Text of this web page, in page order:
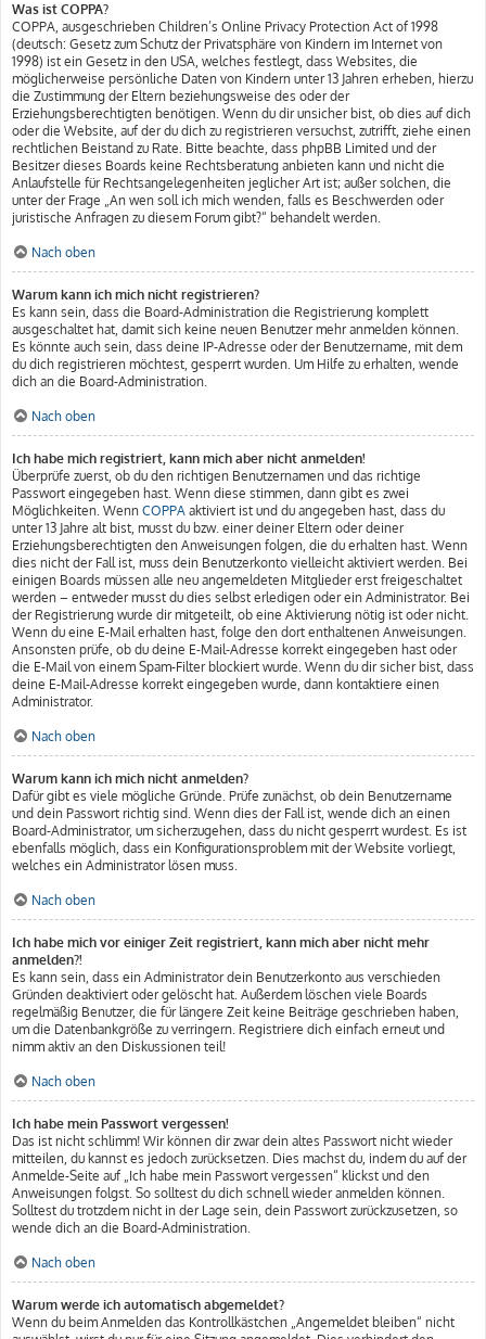
Was ist COPPA?
COPPA, ausgeschrieben Children’s Online Privacy Protection Act of 1998
(deutsch: Gesetz zum Schutz der Privatsphäre von Kindern im Internet von
1998) ist ein Gesetz in den USA, welches festlegt, dass Websites, die
möglicherweise persönliche Daten von Kindern unter 13 Jahren erheben, hierzu
die Zustimmung der Eltern beziehungsweise des oder der
Erziehungsberechtigten benötigen. Wenn du dir unsicher bist, ob dies auf dich
oder die Website, auf der du dich zu registrieren versuchst, zutrifft, ziehe einen
rechtlichen Beistand zu Rate. Bitte beachte, dass phpBB Limited und der
Besitzer dieses Boards keine Rechtsberatung anbieten kann und nicht die
Anlaufstelle für Rechtsangelegenheiten jeglicher Art ist; außer solchen, die
unter der Frage „An wen soll ich mich wenden, falls es Beschwerden oder
juristische Anfragen zu diesem Forum gibt?“ behandelt werden.
Nach oben
Warum kann ich mich nicht registrieren?
Es kann sein, dass die Board-Administration die Registrierung komplett
ausgeschaltet hat, damit sich keine neuen Benutzer mehr anmelden können.
Es könnte auch sein, dass deine IP-Adresse oder der Benutzername, mit dem
du dich registrieren möchtest, gesperrt wurden. Um Hilfe zu erhalten, wende
dich an die Board-Administration.
Nach oben
Ich habe mich registriert, kann mich aber nicht anmelden!
Überprüfe zuerst, ob du den richtigen Benutzernamen und das richtige
Passwort eingegeben hast. Wenn diese stimmen, dann gibt es zwei
Möglichkeiten. Wenn COPPA aktiviert ist und du angegeben hast, dass du
unter 13 Jahre alt bist, musst du bzw. einer deiner Eltern oder deiner
Erziehungsberechtigten den Anweisungen folgen, die du erhalten hast. Wenn
dies nicht der Fall ist, muss dein Benutzerkonto vielleicht aktiviert werden. Bei
einigen Boards müssen alle neu angemeldeten Mitglieder erst freigeschaltet
werden – entweder musst du dies selbst erledigen oder ein Administrator. Bei
der Registrierung wurde dir mitgeteilt, ob eine Aktivierung nötig ist oder nicht.
Wenn du eine E-Mail erhalten hast, folge den dort enthaltenen Anweisungen.
Ansonsten prüfe, ob du deine E-Mail-Adresse korrekt eingegeben hast oder
die E-Mail von einem Spam-Filter blockiert wurde. Wenn du dir sicher bist, dass
deine E-Mail-Adresse korrekt eingegeben wurde, dann kontaktiere einen
Administrator.
Nach oben
Warum kann ich mich nicht anmelden?
Dafür gibt es viele mögliche Gründe. Prüfe zunächst, ob dein Benutzername
und dein Passwort richtig sind. Wenn dies der Fall ist, wende dich an einen
Board-Administrator, um sicherzugehen, dass du nicht gesperrt wurdest. Es ist
ebenfalls möglich, dass ein Konfigurationsproblem mit der Website vorliegt,
welches ein Administrator lösen muss.
Nach oben
Ich habe mich vor einiger Zeit registriert, kann mich aber nicht mehr
anmelden?!
Es kann sein, dass ein Administrator dein Benutzerkonto aus verschieden
Gründen deaktiviert oder gelöscht hat. Außerdem löschen viele Boards
regelmäßig Benutzer, die für längere Zeit keine Beiträge geschrieben haben,
um die Datenbankgröße zu verringern. Registriere dich einfach erneut und
nimm aktiv an den Diskussionen teil!
Nach oben
Ich habe mein Passwort vergessen!
Das ist nicht schlimm! Wir können dir zwar dein altes Passwort nicht wieder
mitteilen, du kannst es jedoch zurücksetzen. Dies machst du, indem du auf der
Anmelde-Seite auf „Ich habe mein Passwort vergessen“ klickst und den
Anweisungen folgst. So solltest du dich schnell wieder anmelden können.
Solltest du trotzdem nicht in der Lage sein, dein Passwort zurückzusetzen, so
wende dich an die Board-Administration.
Nach oben
Warum werde ich automatisch abgemeldet?
Wenn du beim Anmelden das Kontrollkästchen „Angemeldet bleiben“ nicht